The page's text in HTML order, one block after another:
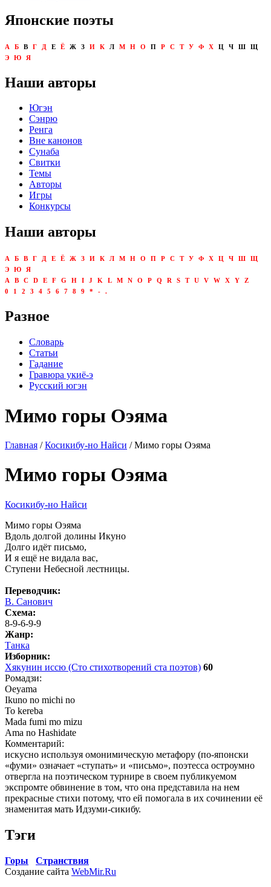
Японские поэты
А Б В Г Д Е Ё Ж З И К Л М Н О П Р С Т У Ф Х Ц Ч Ш
Щ
Э
Ю Я
Наши авторы
Югэн
Сэнрю
Ренга
Вне канонов
Сунаба
Свитки
Темы
Авторы
Игры
Конкурсы
Наши авторы
А Б В Г Д Е Ё Ж З И К Л М Н О П Р С Т У Ф Х Ц Ч Ш
Щ
Э
Ю
Я
A
B C D E F G H I J K L M N O P Q R S T U V W X Y
Z
0
1 2 3 4 5 6 7 8 9 * - .
Разное
Словарь
Статьи
Гадание
Гравюра укиё-э
Русский югэн
Мимо горы Оэяма
Главная /Косикибу-но Найси / Мимо горы Оэяма
Мимо горы Оэяма
Косикибу-но Найси
Мимо горы Оэяма
Вдоль долгой долины Икуно
Долго идёт письмо,
И я ещё не видала вас,
Ступени Небесной лестницы.
Переводчик:
В. Санович
Схема:
8-9-6-9-9
Жанр:
Танка
Изборник:
Хякунин иссю (Сто стихотворений ста поэтов) 60
Ромадзи:
Oeyama
Ikuno no michi no
To kereba
Mada fumi mo mizu
Ama no Hashidate
Комментарий:
искусно используя омонимическую метафору (по-японски
«фуми» означает «ступать» и «письмо», поэтесса остроумно
отвергла на поэтическом турнире в своем публикуемом
экспромте обвинение в том, что она представила на нем
прекрасные стихи потому, что ей помогала в их сочинении её
знаменитая мать Идзуми-сикибу.
Тэги
Горы
Странствия
Создание сайта WebMir.Ru